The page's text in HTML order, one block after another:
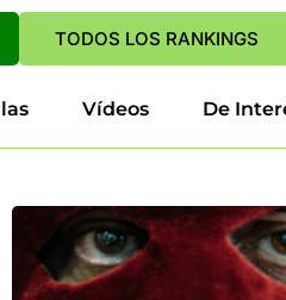
TODOS LOS RANKINGS
Vídeos De